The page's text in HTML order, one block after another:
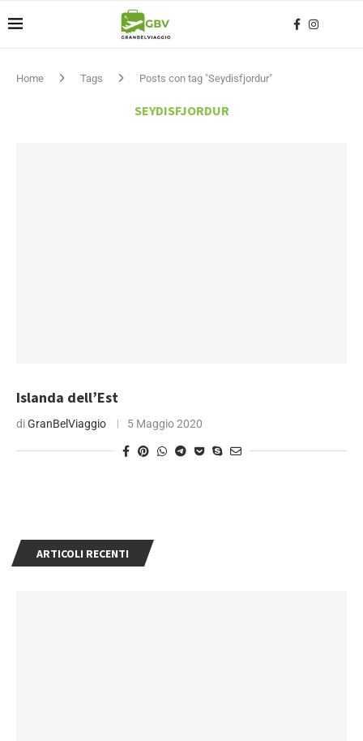
Home Tags Posts con tag "Seydisfjordur"
SEYDISFJORDUR
Islanda dell’Est
diGranBelViaggio 5 Maggio 2020
ARTICOLI RECENTI